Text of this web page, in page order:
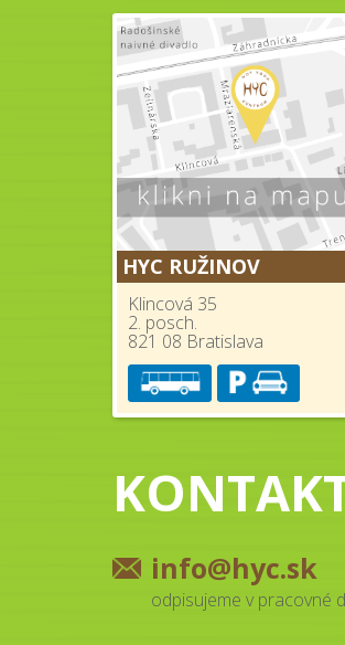
HYC RUŽINOV
Klincová 35
2. posch.
821 08 Bratislava
info@hyc.sk
odpisujeme v pracovné